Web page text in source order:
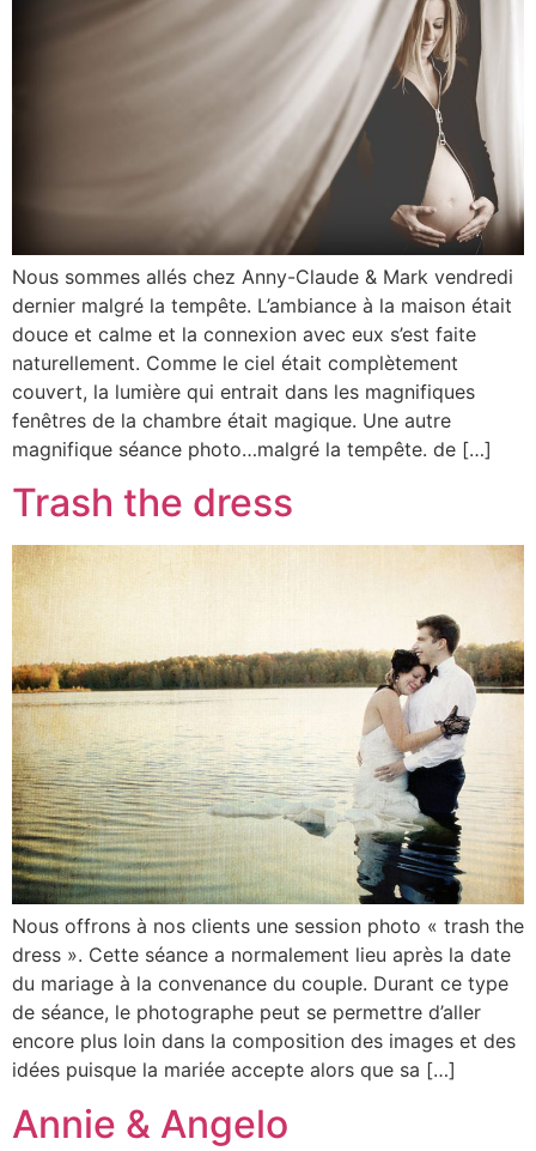
Nous sommes allés chez Anny-Claude & Mark vendredi
dernier malgré la tempête. L’ambiance à la maison était
douce et calme et la connexion avec eux s’est faite
naturellement. Comme le ciel était complètement
couvert, la lumière qui entrait dans les magnifiques
fenêtres de la chambre était magique. Une autre
magnifique séance photo…malgré la tempête. de […]
Trash the dress
Nous offrons à nos clients une session photo « trash the
dress ». Cette séance a normalement lieu après la date
du mariage à la convenance du couple. Durant ce type
de séance, le photographe peut se permettre d’aller
encore plus loin dans la composition des images et des
idées puisque la mariée accepte alors que sa […]
Annie & Angelo